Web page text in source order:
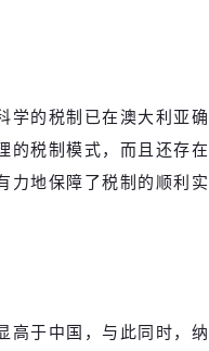
学的税制已在澳大利亚确
的税制模式，而且还存在
力地保障了税制的顺利实
高于中国，与此同时，纳